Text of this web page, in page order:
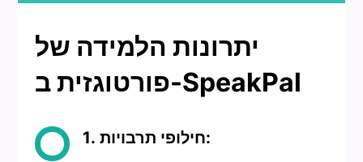
יתרונות הלמידה של
פורטוגזית ב-SpeakPal
1. חילופי תרבויות: